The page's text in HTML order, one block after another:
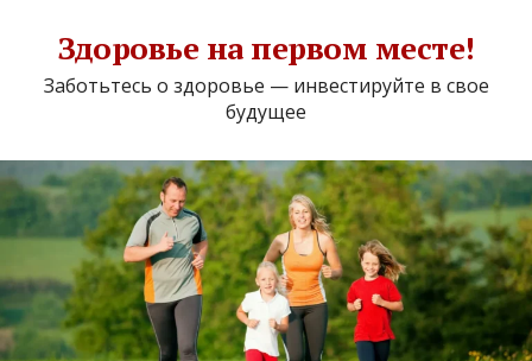
Здоровье на первом месте!
Заботьтесь о здоровье — инвестируйте в свое
будущее